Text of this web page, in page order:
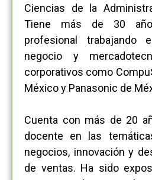
Ciencias de la
Tiene más de 30
profesional trabajando
negocio y
corporativos como
México y Panasonic de
Cuenta con más de 20
docente en las
negocios, innovación y
de ventas. Ha sido